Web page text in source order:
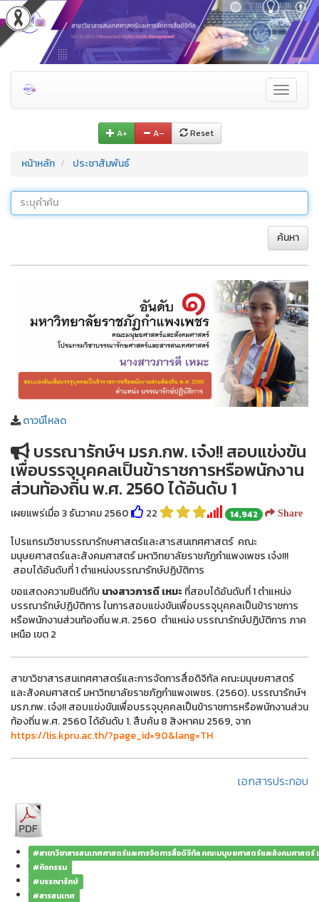
Toggle
A+ A– Reset
หน้าหลัก ประชาสัมพันธ์
ค้นหา
ดาวน์โหลด
บรรณารักษ์ฯ มรภ.กพ. เจ๋ง!! สอบแข่งขัน
เพื่อบรรจุบุคคลเป็นข้าราชการหรือพนักงาน
ส่วนท้องถิ่น พ.ศ. 2560 ได้อันดับ 1
เผยแพร่เมื่อ 3 ธันวาคม 2560 22 14,942 Share
โปรแกรมวิชาบรรณารักษศาสตร์และสารสนเทศศาสตร์ คณะ
มนุษยศาสตร์และสังคมศาสตร์ มหาวิทยาลัยราชภัฏกำแพงเพชร เจ๋ง!!!
สอบได้อันดับที่ 1 ตำแหน่งบรรณารักษ์ปฏิบัติการ
ขอแสดงความยินดีกับ นางสาวภารดี เหมะ ที่สอบได้อันดับที่ 1 ตำแหน่ง
บรรณารักษ์ปฏิบัติการ ในการสอบแข่งขันเพื่อบรรจุบุคคลเป็นข้าราชการ
หรือพนักงานส่วนท้องถิ่น พ.ศ. 2560 ตำแหน่ง บรรณารักษ์ปฏิบัติการ ภาค
เหนือ เขต 2
สาขาวิชาสารสนเทศศาสตร์และการจัดการสื่อดิจิทัล คณะมนุษยศาสตร์
และสังคมศาสตร์ มหาวิทยาลัยราชภัฏกำแพงเพชร. (2560). บรรณารักษ์ฯ
มรภ.กพ. เจ๋ง!! สอบแข่งขันเพื่อบรรจุบุคคลเป็นข้าราชการหรือพนักงานส่วน
ท้องถิ่น พ.ศ. 2560 ได้อันดับ 1. สืบค้น 8 สิงหาคม 2569, จาก
https://lis.kpru.ac.th/?page_id=90&lang=TH
เอกสารประกอบ
#สาขาวิชาสารสนเทศศาสตร์และการจัดการสื่อดิจิทัล คณะมนุษยศาสตร์และสังคมศาสตร์
#กิจกรรม
#บรรณารักษ์
#สารสนเทศ